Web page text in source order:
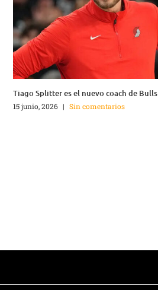
Tiago Splitter es el nuevo coach de Bulls
15 junio, 2026 | Sin comentarios